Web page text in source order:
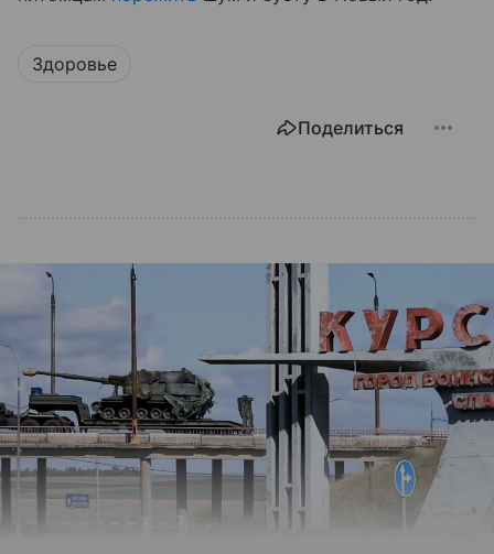
Здоровье
Поделиться